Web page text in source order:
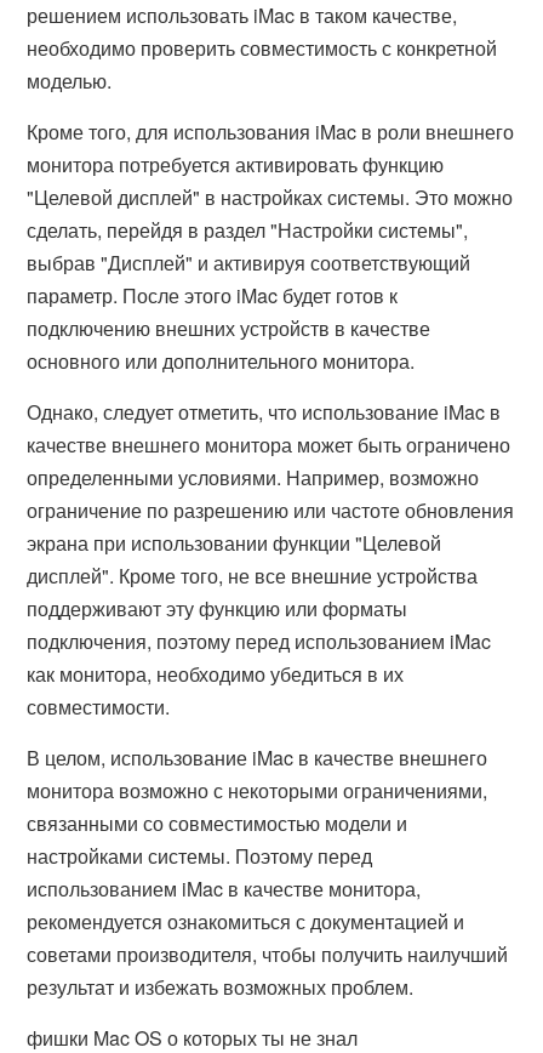
решением использовать iMac в таком качестве,
необходимо проверить совместимость с конкретной
моделью.
Кроме того, для использования iMac в роли внешнего
монитора потребуется активировать функцию
"Целевой дисплей" в настройках системы. Это можно
сделать, перейдя в раздел "Настройки системы",
выбрав "Дисплей" и активируя соответствующий
параметр. После этого iMac будет готов к
подключению внешних устройств в качестве
основного или дополнительного монитора.
Однако, следует отметить, что использование iMac в
качестве внешнего монитора может быть ограничено
определенными условиями. Например, возможно
ограничение по разрешению или частоте обновления
экрана при использовании функции "Целевой
дисплей". Кроме того, не все внешние устройства
поддерживают эту функцию или форматы
подключения, поэтому перед использованием iMac
как монитора, необходимо убедиться в их
совместимости.
В целом, использование iMac в качестве внешнего
монитора возможно с некоторыми ограничениями,
связанными со совместимостью модели и
настройками системы. Поэтому перед
использованием iMac в качестве монитора,
рекомендуется ознакомиться с документацией и
советами производителя, чтобы получить наилучший
результат и избежать возможных проблем.
фишки Mac OS о которых ты не знал